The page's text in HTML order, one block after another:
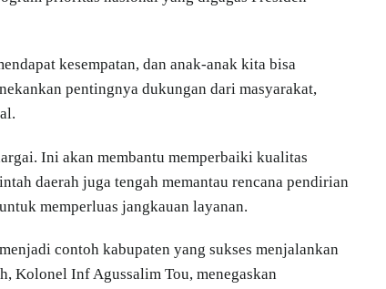
kesempatan, dan anak-anak kita bisa
pentingnya dukungan dari masyarakat,
Ini akan membantu memperbaiki kualitas
daerah juga tengah memantau rencana pendirian
memperluas jangkauan layanan.
contoh kabupaten yang sukses menjalankan
Kolonel Inf Agussalim Tou, menegaskan